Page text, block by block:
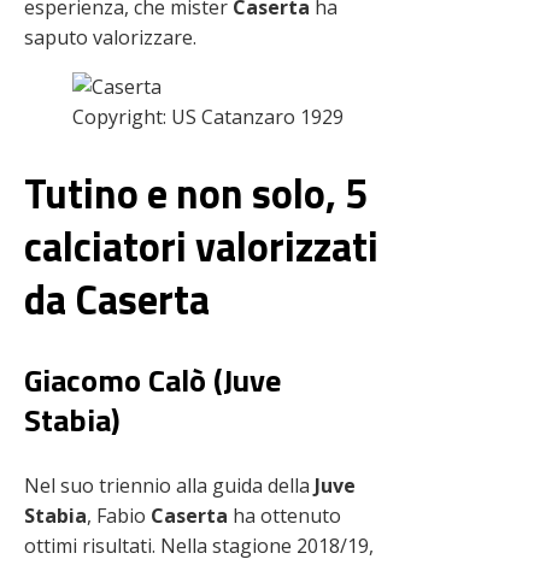
esperienza, che mister Caserta ha
saputo valorizzare.
Copyright: US Catanzaro 1929
Tutino e non solo, 5
calciatori valorizzati
da Caserta
Giacomo Calò (Juve
Stabia)
Nel suo triennio alla guida della Juve
Stabia, Fabio Caserta ha ottenuto
ottimi risultati. Nella stagione 2018/19,